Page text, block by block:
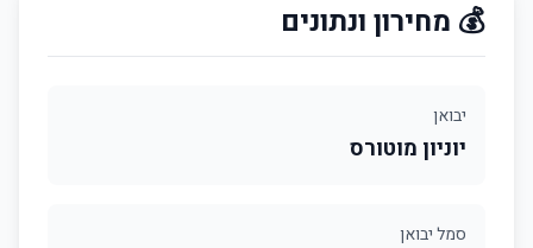
💰 מחירון ונתונים
יבואן
יוניון מוטורס
סמל יבואן